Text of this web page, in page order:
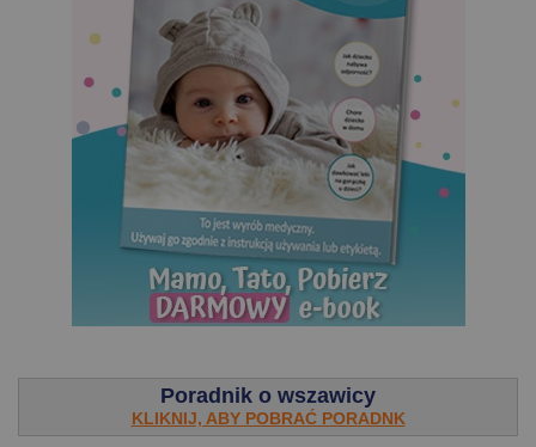
Poradnik o wszawicy
KLIKNIJ, ABY POBRAĆ PORADNK